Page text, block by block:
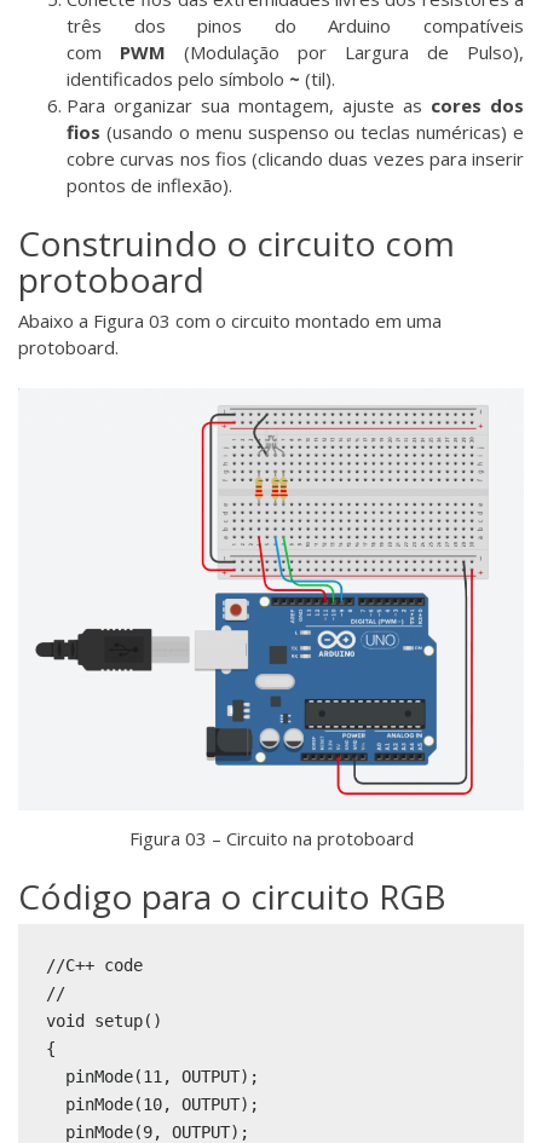
três dos pinos do Arduino compatíveis
com PWM (Modulação por Largura de Pulso),
identificados pelo símbolo ~ (til).
Para organizar sua montagem, ajuste as cores dos
fios (usando o menu suspenso ou teclas numéricas) e
cobre curvas nos fios (clicando duas vezes para inserir
pontos de inflexão).
Construindo o circuito com
protoboard
Abaixo a Figura 03 com o circuito montado em uma
protoboard.
Figura 03 – Circuito na protoboard
Código para o circuito RGB
//C++ code
//
void setup()
{
  pinMode(11, OUTPUT);
  pinMode(10, OUTPUT);
  pinMode(9, OUTPUT);